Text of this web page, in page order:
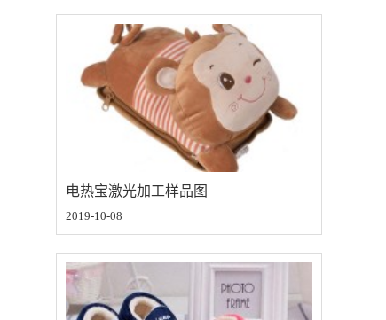
电热宝激光加工样品图
2019-10-08